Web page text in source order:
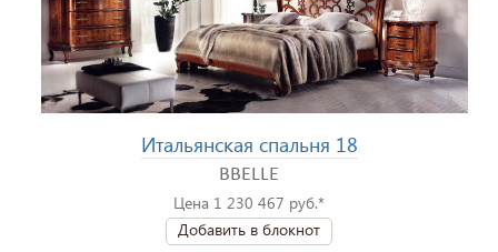
Итальянская спальня 18
BBELLE
Цена 1 230 467 руб.*
Добавить в блокнот